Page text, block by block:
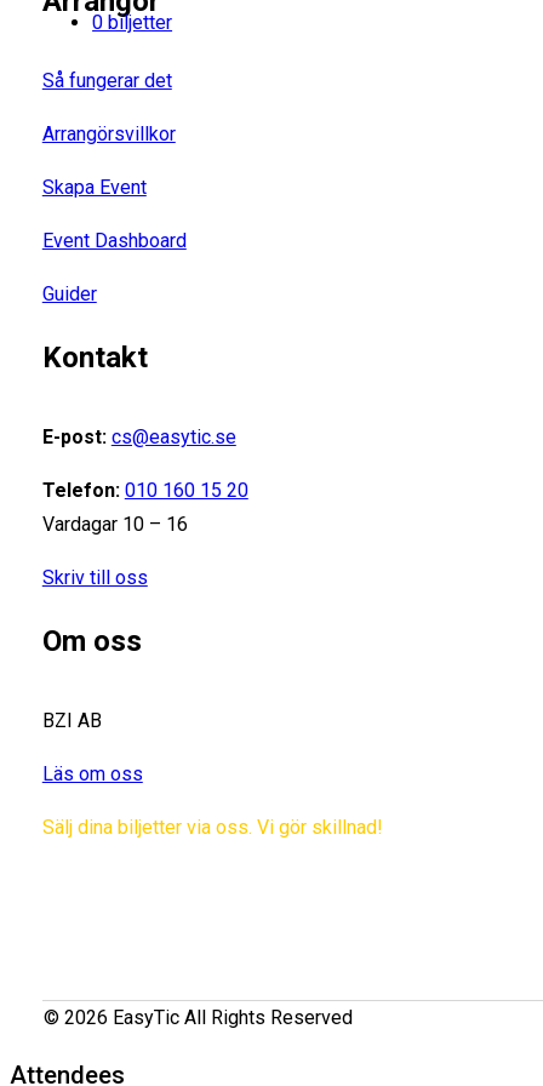
0 biljetter
Så fungerar det
Arrangörsvillkor
Skapa Event
Event Dashboard
Guider
Kontakt
E-post: cs@easytic.se
Telefon: 010 160 15 20
Vardagar 10 – 16
Skriv till oss
Om oss
BZI AB
Läs om oss
Sälj dina biljetter via oss. Vi gör skillnad!
© 2026 EasyTic All Rights Reserved
Attendees